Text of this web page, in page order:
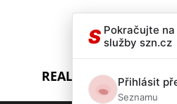
REALITY SHOW
S Pokračujte
služby szn.cz
Přihlásit
Seznamu